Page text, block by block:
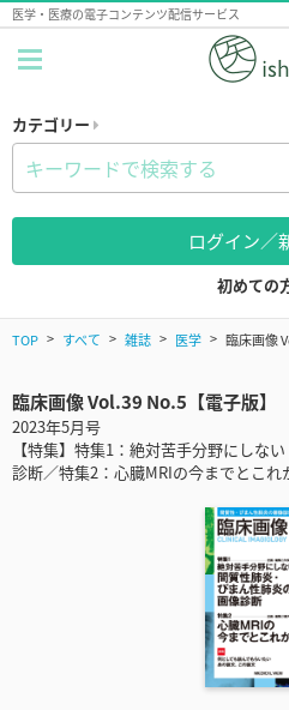
医学・医療の電子コンテンツ配信サービス
カテゴリー
ログイン／
初めての
TOP すべて 雑誌 医学 臨床画像
臨床画像 Vol.39 No.5【電子版】
2023年5月号
【特集】特集1：絶対苦手分野にしな
診断／特集2：心臓MRIの今までとこれ